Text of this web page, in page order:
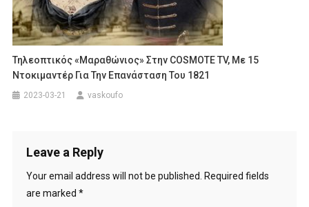
Τηλεοπτικός «μαραθώνιος» Στην COSMOTE TV, Με 15
Ντοκιμαντέρ Για Την Επανάσταση Του 1821
2023-03-21 vaskoufo
Leave a Reply
Your email address will not be published.
Required fields
are marked *